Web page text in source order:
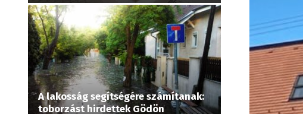
A lakosság segítségére számítanak:
toborzást hirdettek Gödön